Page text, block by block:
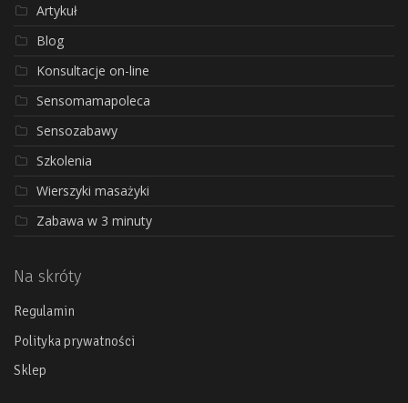
Artykuł
Blog
Konsultacje on-line
Sensomamapoleca
Sensozabawy
Szkolenia
Wierszyki masażyki
Zabawa w 3 minuty
Na skróty
Regulamin
Polityka prywatności
Sklep